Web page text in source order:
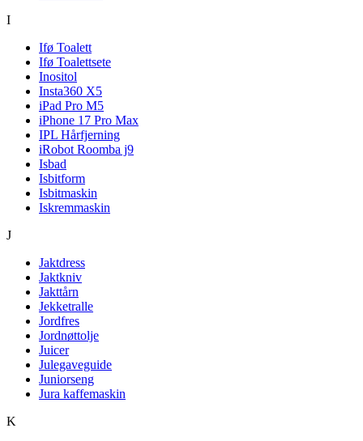
I
Ifø Toalett
Ifø Toalettsete
Inositol
Insta360 X5
iPad Pro M5
iPhone 17 Pro Max
IPL Hårfjerning
iRobot Roomba j9
Isbad
Isbitform
Isbitmaskin
Iskremmaskin
J
Jaktdress
Jaktkniv
Jakttårn
Jekketralle
Jordfres
Jordnøttolje
Juicer
Julegaveguide
Juniorseng
Jura kaffemaskin
K